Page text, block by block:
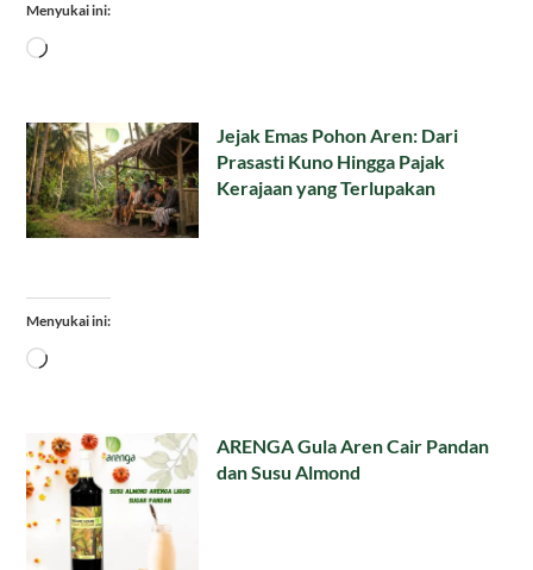
Menyukai ini:
Memuat...
Jejak Emas Pohon Aren: Dari
Prasasti Kuno Hingga Pajak
Kerajaan yang Terlupakan
Menyukai ini:
Memuat...
ARENGA Gula Aren Cair Pandan
dan Susu Almond